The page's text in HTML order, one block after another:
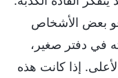
بعض الأشخاص
في دفتر صغير،
إذا كانت هذه